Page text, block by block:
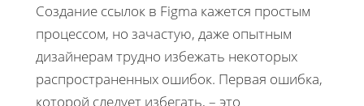
Создание ссылок в Figma кажется простым
процессом, но зачастую, даже опытным
дизайнерам трудно избежать некоторых
распространенных ошибок. Первая ошибка,
которой следует избегать, – это